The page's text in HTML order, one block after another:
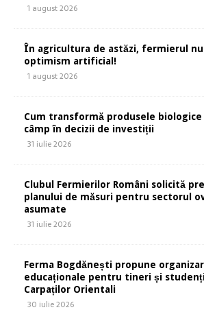
1 august 2026
În agricultura de astăzi, fermierul
optimism artificial!
1 august 2026
Cum transformă produsele
câmp în decizii de investiții
31 iulie 2026
Clubul Fermierilor Români solicită
planului de măsuri pentru sectorul
asumate
31 iulie 2026
Ferma Bogdănești propune
educaționale pentru tineri și
Carpaților Orientali
30 iulie 2026